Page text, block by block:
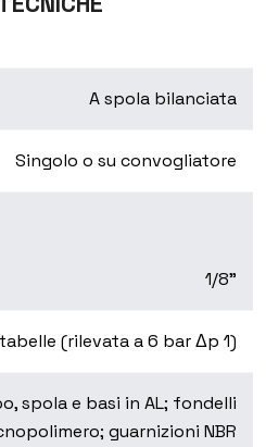
A spola bilanciata
Singolo o su convogliatore
1/8”
(rilevata a 6 bar Δp 1)
spola e basi in AL; fondelli
guarnizioni NBR